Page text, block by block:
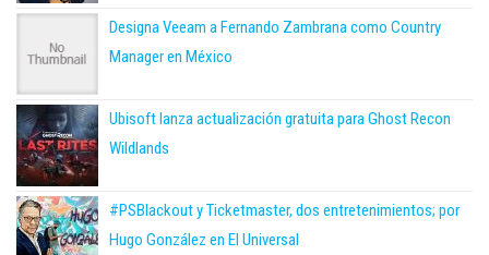
Designa Veeam a Fernando Zambrana como Country
Manager en México
Ubisoft lanza actualización gratuita para Ghost Recon
Wildlands
#PSBlackout y Ticketmaster, dos entretenimientos; por
Hugo González en El Universal